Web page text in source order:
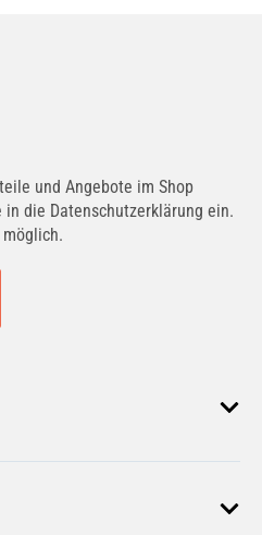
und Angebote im Shop
die Datenschutzerklärung ein.